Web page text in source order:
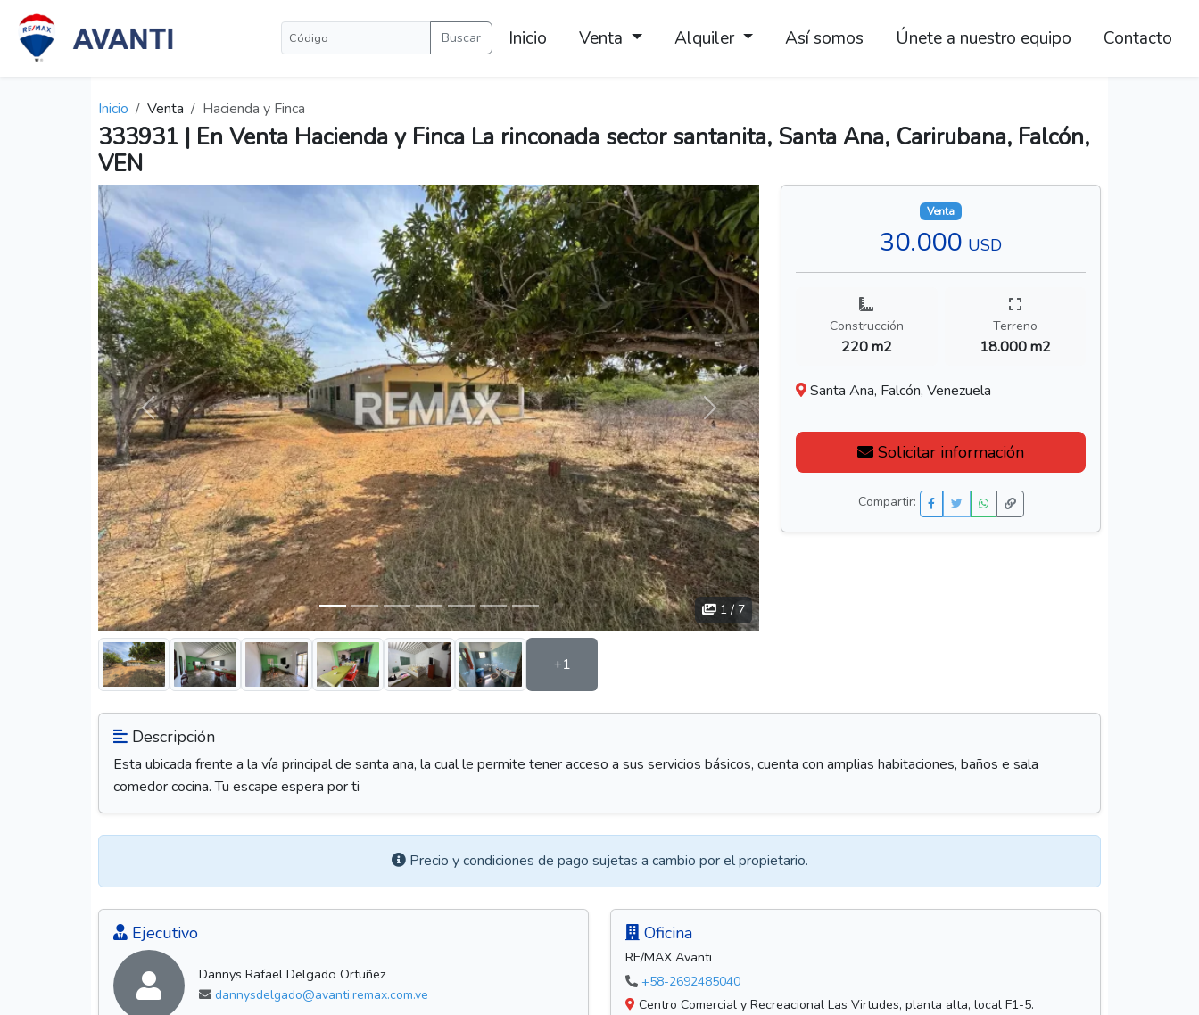
Buscar Inicio Venta Alquiler Así somos Únete a nuestro equipo Contacto
Inicio Venta Hacienda y Finca
333931 | En Venta Hacienda y Finca La rinconada sector santanita, Santa Ana, Carirubana, Falcón,
VEN
Anterior Siguiente
1 / 7
+1
Venta
30.000 USD
Construcción
220 m2
Terreno
18.000 m2
Santa Ana, Falcón, Venezuela
Solicitar información
Compartir:
Descripción
Esta ubicada frente a la vía principal de santa ana, la cual le permite tener acceso a sus servicios básicos, cuenta con amplias habitaciones, baños e sala
comedor cocina. Tu escape espera por ti
Precio y condiciones de pago sujetas a cambio por el propietario.
Ejecutivo
Dannys Rafael Delgado Ortuñez
dannysdelgado@avanti.remax.com.ve
Oficina
RE/MAX Avanti
+58-2692485040
Centro Comercial y Recreacional Las Virtudes, planta alta, local F1-5.